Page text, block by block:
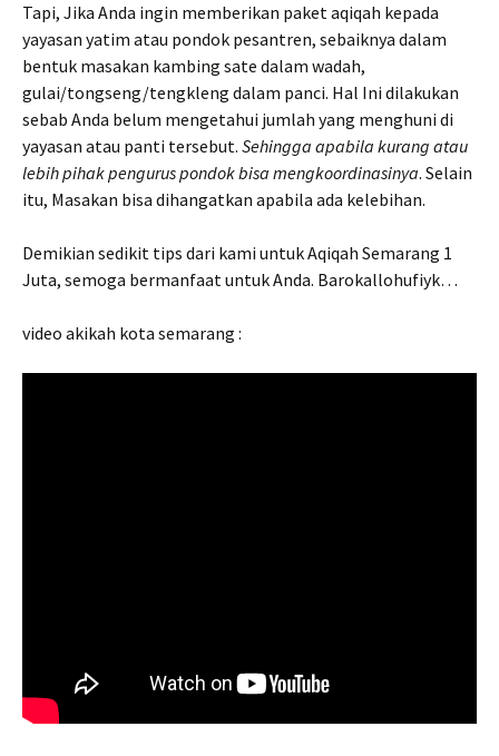
Tapi, Jika Anda ingin memberikan paket aqiqah kepada
yayasan yatim atau pondok pesantren, sebaiknya dalam
bentuk masakan kambing sate dalam wadah,
gulai/tongseng/tengkleng dalam panci. Hal Ini dilakukan
sebab Anda belum mengetahui jumlah yang menghuni di
yayasan atau panti tersebut. Sehingga apabila kurang atau
lebih pihak pengurus pondok bisa mengkoordinasinya. Selain
itu, Masakan bisa dihangatkan apabila ada kelebihan.
Demikian sedikit tips dari kami untuk Aqiqah Semarang 1
Juta, semoga bermanfaat untuk Anda. Barokallohufiyk…
video akikah kota semarang :